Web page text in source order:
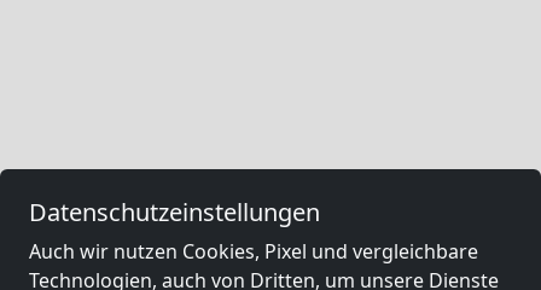
Datenschutzeinstellungen
Auch wir nutzen Cookies, Pixel und vergleichbare
Technologien, auch von Dritten, um unsere Dienste